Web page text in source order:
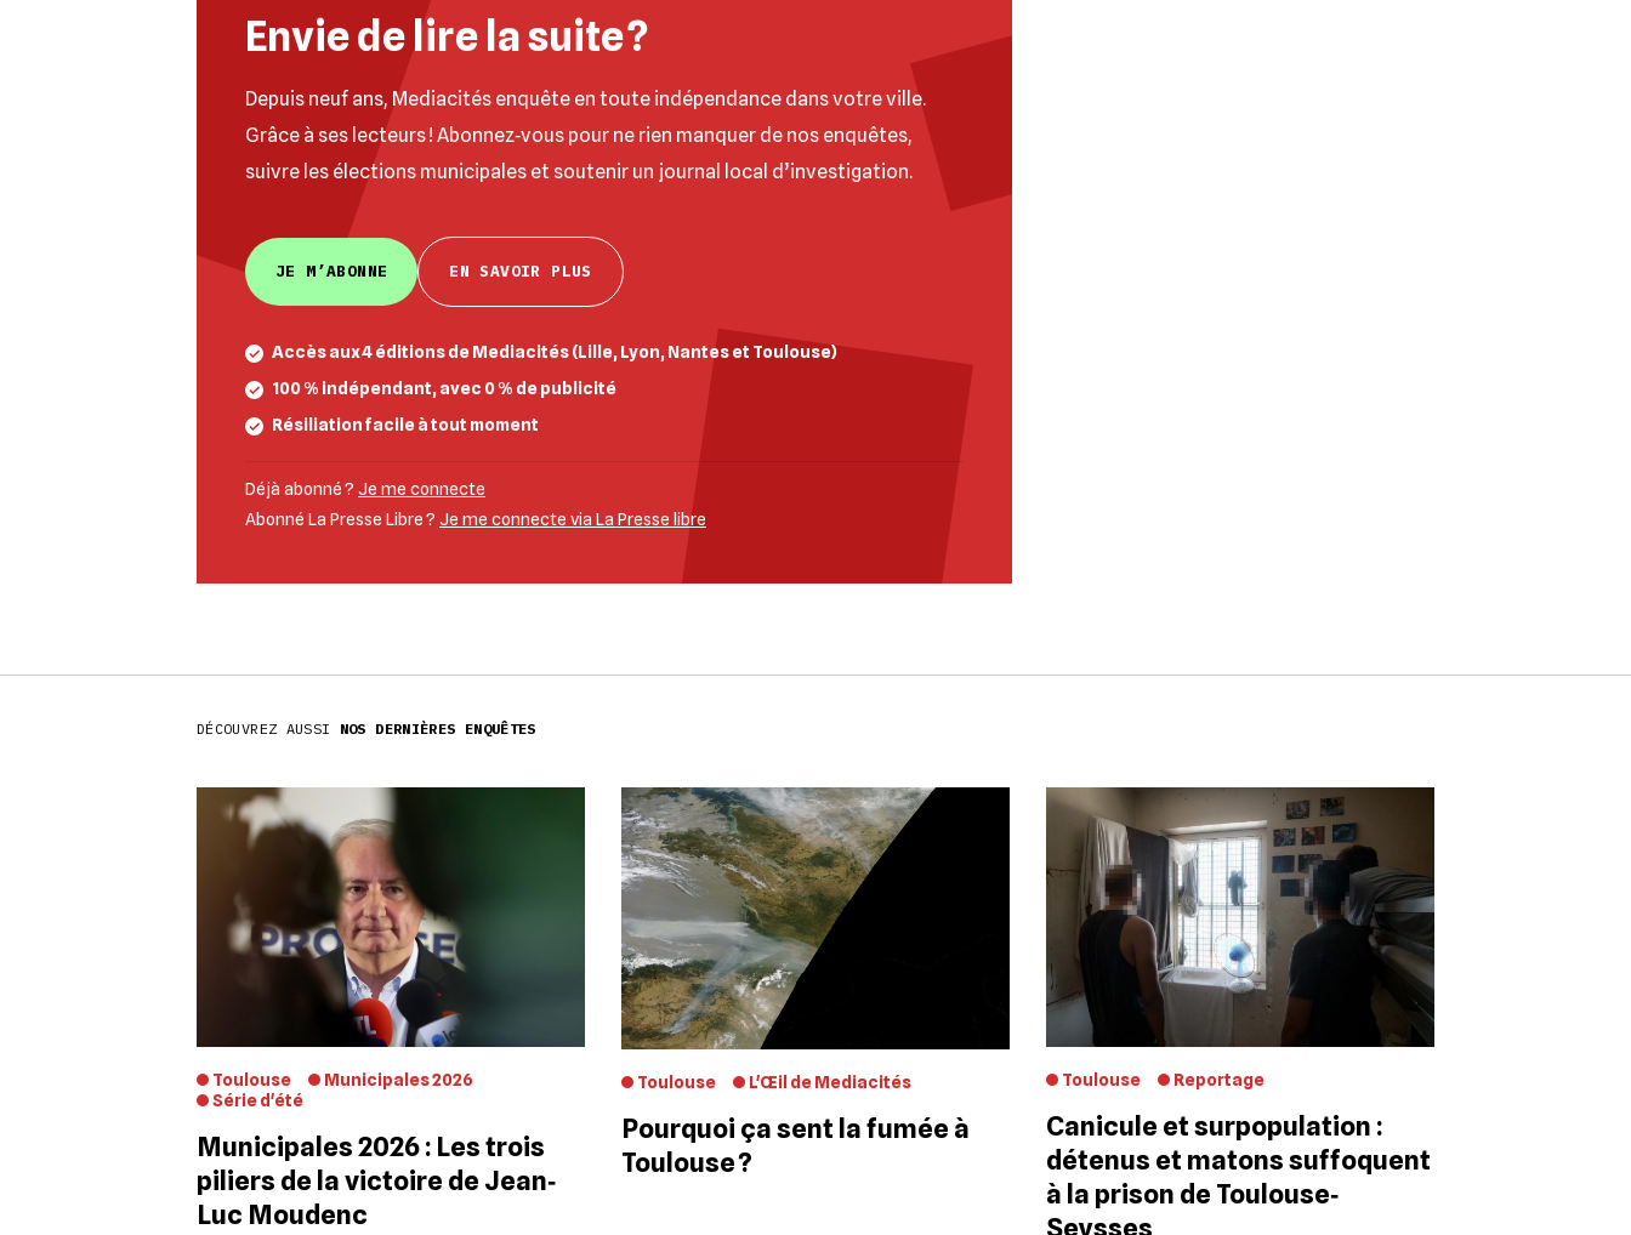
Envie de lire la suite ?
Depuis neuf ans, Mediacités enquête en toute indépendance dans votre ville.
Grâce à ses lecteurs ! Abonnez‐vous pour ne rien manquer de nos enquêtes,
suivre les élections municipales et soutenir un journal local d’investigation.
JE M’ABONNE EN SAVOIR PLUS
Accès aux 4 éditions de Mediacités (Lille, Lyon, Nantes et Toulouse)
100 % indépendant, avec 0 % de publicité
Résiliation facile à tout moment
Déjà abonné ? Je me connecte
Abonné La Presse Libre ? Je me connecte via La Presse libre
DÉCOUVREZ AUSSI NOS DERNIÈRES ENQUÊTES
Toulouse
Municipales 2026
Série d'été
Municipales 2026 : Les trois
piliers de la victoire de Jean‐
Luc Moudenc
Toulouse L'Œil de Mediacités
Pourquoi ça sent la fumée à
Toulouse ?
Toulouse Reportage
Canicule et surpopulation :
détenus et matons suffoquent
à la prison de Toulouse‐
Seysses